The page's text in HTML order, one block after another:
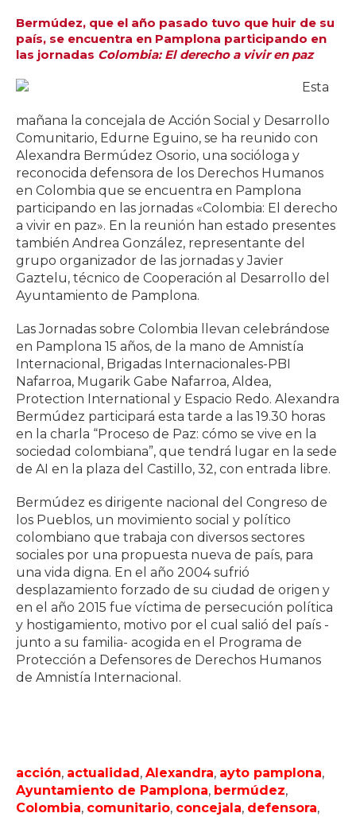
Bermúdez, que el año pasado tuvo que huir de su
país, se encuentra en Pamplona participando en
las jornadas Colombia: El derecho a vivir en paz
Esta
mañana la concejala de Acción Social y Desarrollo
Comunitario, Edurne Eguino, se ha reunido con
Alexandra Bermúdez Osorio, una socióloga y
reconocida defensora de los Derechos Humanos
en Colombia que se encuentra en Pamplona
participando en las jornadas «Colombia: El derecho
a vivir en paz». En la reunión han estado presentes
también Andrea González, representante del
grupo organizador de las jornadas y Javier
Gaztelu, técnico de Cooperación al Desarrollo del
Ayuntamiento de Pamplona.
Las Jornadas sobre Colombia llevan celebrándose
en Pamplona 15 años, de la mano de Amnistía
Internacional, Brigadas Internacionales-PBI
Nafarroa, Mugarik Gabe Nafarroa, Aldea,
Protection International y Espacio Redo. Alexandra
Bermúdez participará esta tarde a las 19.30 horas
en la charla “Proceso de Paz: cómo se vive en la
sociedad colombiana”, que tendrá lugar en la sede
de AI en la plaza del Castillo, 32, con entrada libre.
Bermúdez es dirigente nacional del Congreso de
los Pueblos, un movimiento social y político
colombiano que trabaja con diversos sectores
sociales por una propuesta nueva de país, para
una vida digna. En el año 2004 sufrió
desplazamiento forzado de su ciudad de origen y
en el año 2015 fue víctima de persecución política
y hostigamiento, motivo por el cual salió del país -
junto a su familia- acogida en el Programa de
Protección a Defensores de Derechos Humanos
de Amnistía Internacional.
acción, actualidad , Alexandra, ayto pamplona,
Ayuntamiento de Pamplona, bermúdez,
Colombia, comunitario, concejala, defensora,